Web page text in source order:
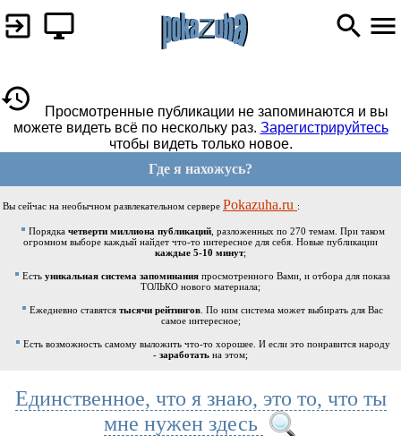
Просмотренные публикации не запоминаются и вы
можете видеть всё по нескольку раз. Зарегистрируйтесь
чтобы видеть только новое.
Где я нахожусь?
Вы сейчас на необычном развлекательном сервере Pokazuha.ru :
Порядка четверти миллиона публикаций, разложенных по 270 темам. При таком
огромном выборе каждый найдет что-то интересное для себя. Новые публикации
каждые 5-10 минут;
Есть уникальная система запоминания просмотренного Вами, и отбора для показа
ТОЛЬКО нового материала;
Ежедневно ставятся тысячи рейтингов . По ним система может выбирать для Вас
самое интересное;
Есть возможность самому выложить что-то хорошее. И если это понравится народу
- заработать на этом;
Единственное, что я знаю, это то, что ты
мне нужен здесь